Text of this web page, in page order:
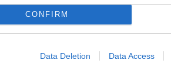
CONFIRM
Data Deletion Data Access